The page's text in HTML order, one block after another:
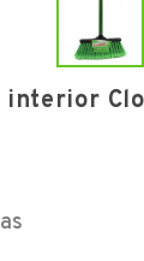
interior